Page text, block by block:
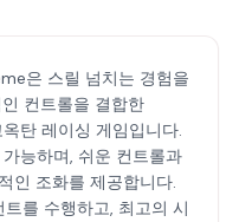
은 스릴 넘치는 경험을
컨트롤을 결합한
탄 레이싱 게임입니다.
능하며, 쉬운 컨트롤과
인 조화를 제공합니다.
를 수행하고, 최고의 시